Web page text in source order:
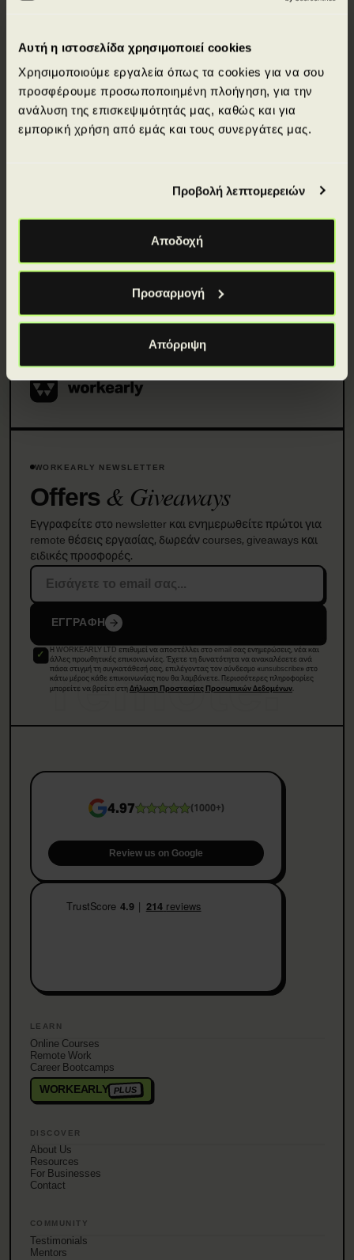
Αυτή η ιστοσελίδα χρησιμοποιεί cookies
Χρησιμοποιούμε εργαλεία όπως τα cookies για να σου
προσφέρουμε προσωποποιημένη πλοήγηση, για την
ανάλυση της επισκεψιμότητάς μας, καθώς και για
εμπορική χρήση από εμάς και τους συνεργάτες μας.
Προβολή λεπτομερειών
Αποδοχή
Προσαρμογή
Απόρριψη
remote.
WORKEARLY NEWSLETTER
Offers& Giveaways
Εγγραφείτε στο newsletter και ενημερωθείτε πρώτοι για
remote θέσεις εργασίας, δωρεάν courses, giveaways και
ειδικές προσφορές.
ΕΓΓΡΑΦΗ
Η WORKEARLY LTD επιθυμεί να αποστέλλει στο email σας ενημερώσεις, νέα και
άλλες προωθητικές επικοινωνίες. Έχετε τη δυνατότητα να ανακαλέσετε ανά
πάσα στιγμή τη συγκατάθεσή σας, επιλέγοντας τον σύνδεσμο «unsubscribe» στο
κάτω μέρος κάθε επικοινωνίας που θα λαμβάνετε. Περισσότερες πληροφορίες
μπορείτε να βρείτε στηΔήλωση Προστασίας Προσωπικών Δεδομένων.
4.97 (1000+)
Review us on Google
LEARN
Online Courses
Remote Work
Career Bootcamps
WORKEARLY PLUS
DISCOVER
About Us
Resources
For Businesses
Contact
COMMUNITY
Testimonials
Mentors